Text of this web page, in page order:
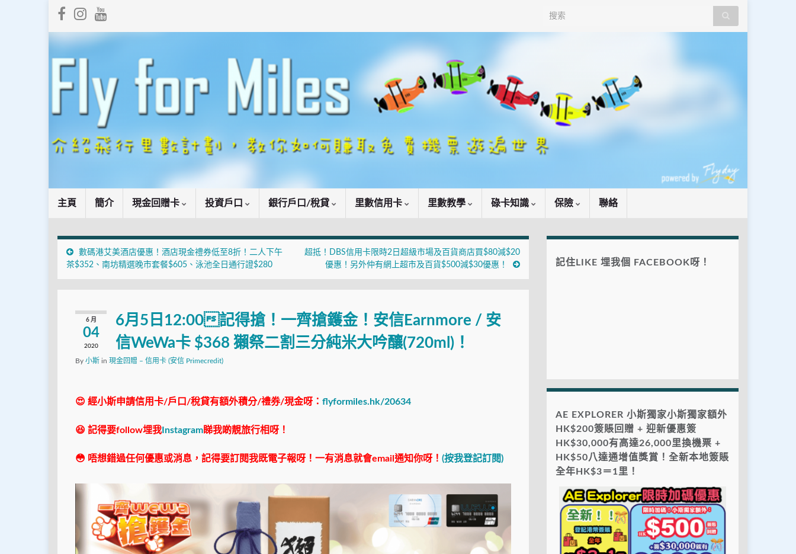
Search for:
主頁 簡介 現金回贈卡 投資戶口 銀行戶口/稅貸 里數信用卡 里數教學 碌卡知識 保險 聯絡
數碼港艾美酒店優惠！酒店現金禮券低至8折！二人下午
茶$352、南坊精選晚市套餐$605、泳池全日通行證$280
超抵！DBS信用卡限時2日超級市場及百貨商店買$80減$20
優惠！另外仲有網上超市及百貨$500減$30優惠！
6 月
04
2020
6月5日12:00記得搶！一齊搶鑊金！安信Earnmore / 安
信WeWa卡 $368 獺祭二割三分純米大吟釀(720ml)！
By 小斯 in 現金回贈 – 信用卡 (安信 Primecredit)
😍 經小斯申請信用卡/戶口/稅貸有額外積分/禮券/現金呀： flyformiles.hk/20634
😆 記得要follow埋我 Instagram睇我啲靚旅行相呀！
😳 唔想錯過任何優惠或消息，記得要訂閱我既電子報呀！一有消息就會email通知你呀！ (按我登記訂閱)
記住LIKE 埋我個 FACEBOOK呀！
AE EXPLORER 小斯獨家小斯獨家額外
HK$200簽賬回贈 + 迎新優惠簽
HK$30,000有高達26,000里換機票 +
HK$50八達通增值獎賞！全新本地簽賬
全年HK$3＝1里！